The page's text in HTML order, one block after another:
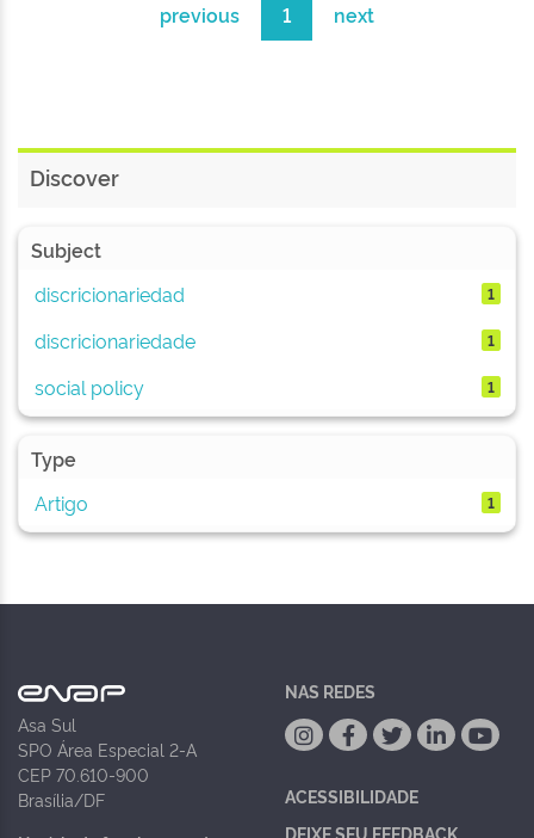
previous 1 next
Discover
Subject
discricionariedad
1
discricionariedade 1
social policy 1
Type
Artigo
1
Asa Sul
SPO Área Especial 2-A
CEP 70.610-900
Brasília/DF
NAS REDES
ACESSIBILIDADE
DEIXE SEU FEEDBACK